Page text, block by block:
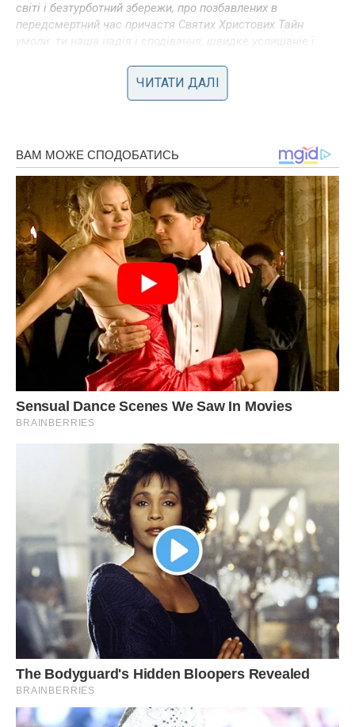
світі і безтурботний збережи, про позбавлених в
передсмертний час причастя Святих Христових Тайн
умоли: ти наша надія і сподівання, швидке услишаніе і
і Сина і Святого Духа, нині і повсякчас, і на віки віків.
зневаги захисти, пастирі в міцності духу утверди, народ і
країну нашу в світі і безтурботний збережи, про
позбавлених в передсмертний час причастя Святих
Христових Тайн умоли: ти наша надія і сподівання, швидке
услишаніе і позбавлення, тобі подяку возсилаємо і з тобою
славимо Отця і Сина і Святого Духа, нині і повсякчас, і на
віки віків. Амінь.
Читайте також:Молитва на хороше ставлення
свекрухи: на спокій в будинку, щоб не втручалась в
сімейне життя і позбутися від причіпок, докучань
Підготовка до молитовного праці
Не кожна людина вступає в стіни Божого Храму з добрим
серцем і чистими помислами.
ЧИТАТИ ДАЛІ